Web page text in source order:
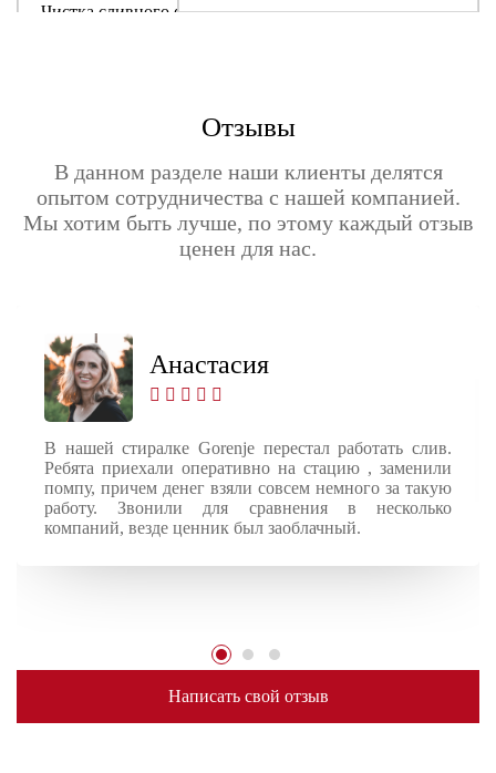
Чистка сливного фильтра
Отзывы
В данном разделе наши клиенты делятся
опытом сотрудничества с нашей компанией.
Мы хотим быть лучше, по этому каждый отзыв
ценен для нас.
Анастасия
В нашей стиралке Gorenje перестал работать слив.
Ребята приехали оперативно на стацию , заменили
помпу, причем денег взяли совсем немного за такую
работу. Звонили для сравнения в несколько
компаний, везде ценник был заоблачный.
Написать свой отзыв